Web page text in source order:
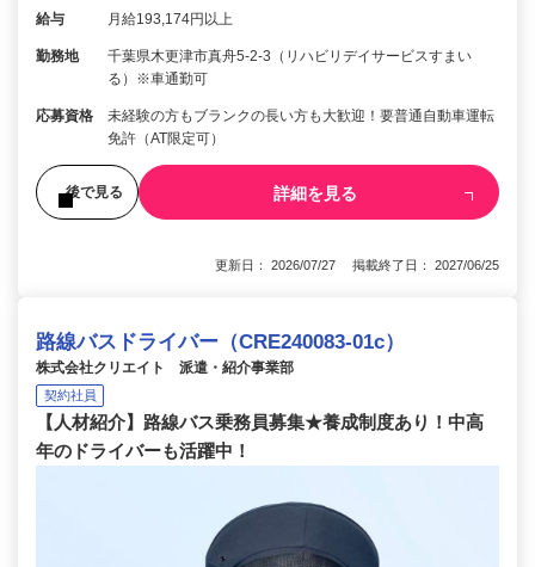
給与 月給193,174円以上
勤務地
千葉県木更津市真舟5-2-3（リハビリデイサービスすまい
る）※車通勤可
応募資格
未経験の方もブランクの長い方も大歓迎！要普通自動車運転
免許（AT限定可）
後で見る 詳細を見る
更新日： 2026/07/27 掲載終了日： 2027/06/25
路線バスドライバー（CRE240083-01c）
株式会社クリエイト 派遣・紹介事業部
契約社員
【人材紹介】路線バス乗務員募集★養成制度あり！中高
年のドライバーも活躍中！